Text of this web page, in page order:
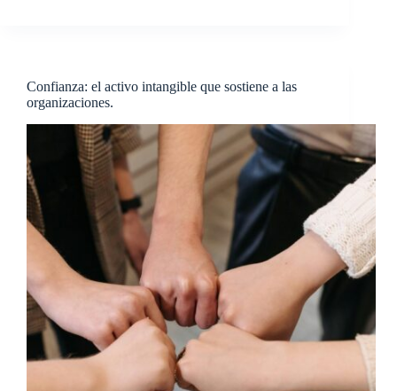
Confianza: el activo intangible que sostiene a las
organizaciones.